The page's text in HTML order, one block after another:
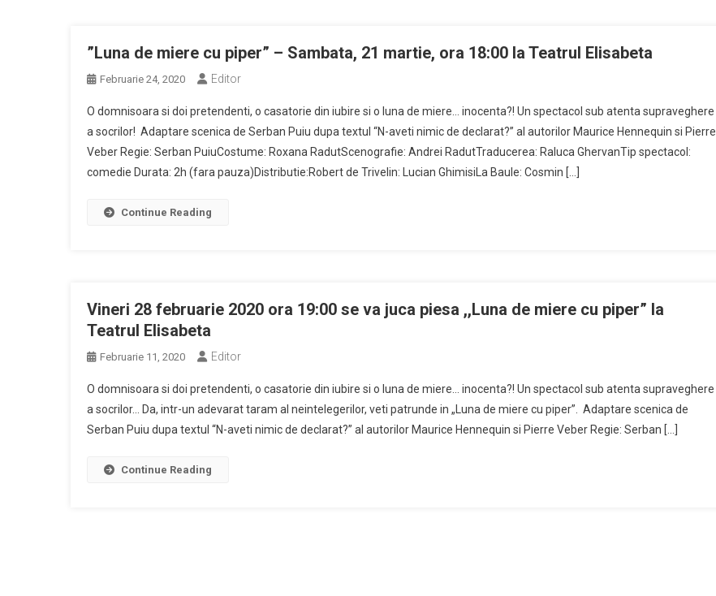
”Luna de miere cu piper” – Sambata, 21 martie, ora 18:00 la Teatrul Elisabeta
Februarie 24, 2020 Editor
O domnisoara si doi pretendenti, o casatorie din iubire si o luna de miere… inocenta?! Un spectacol sub atenta supraveghere
a socrilor! Adaptare scenica de Serban Puiu dupa textul “N-aveti nimic de declarat?” al autorilor Maurice Hennequin si Pierre
Veber Regie: Serban PuiuCostume: Roxana RadutScenografie: Andrei RadutTraducerea: Raluca GhervanTip spectacol:
comedie Durata: 2h (fara pauza)Distributie:Robert de Trivelin: Lucian GhimisiLa Baule: Cosmin […]
Continue Reading
Vineri 28 februarie 2020 ora 19:00 se va juca piesa ,,Luna de miere cu piper” la
Teatrul Elisabeta
Februarie 11, 2020 Editor
O domnisoara si doi pretendenti, o casatorie din iubire si o luna de miere… inocenta?! Un spectacol sub atenta supraveghere
a socrilor… Da, intr-un adevarat taram al neintelegerilor, veti patrunde in „Luna de miere cu piper”. Adaptare scenica de
Serban Puiu dupa textul “N-aveti nimic de declarat?” al autorilor Maurice Hennequin si Pierre Veber Regie: Serban […]
Continue Reading